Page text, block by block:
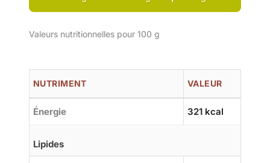
Valeurs nutritionnelles pour 100 g
NUTRIMENT VALEUR
Énergie 321 kcal
Lipides